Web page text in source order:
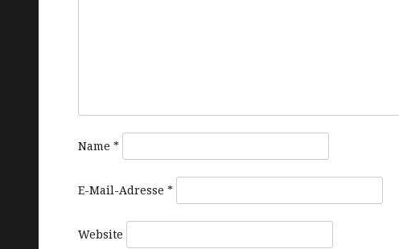
Name *
E-Mail-Adresse *
Website